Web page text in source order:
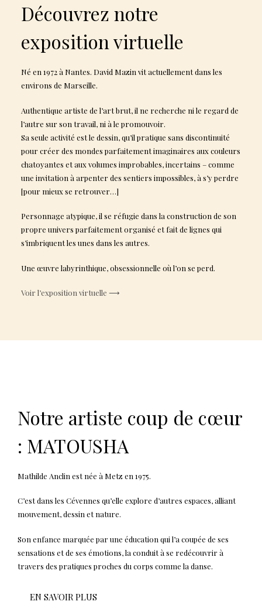
Découvrez notre
exposition virtuelle
Né en 1972 à Nantes. David Mazin vit actuellement dans les
environs de Marseille.
Authentique artiste de l’art brut, il ne recherche ni le regard de
l’autre sur son travail, ni à le promouvoir.
Sa seule activité est le dessin, qu’il pratique sans discontinuité
pour créer des mondes parfaitement imaginaires aux couleurs
chatoyantes et aux volumes improbables, incertains – comme
une invitation à arpenter des sentiers impossibles, à s’y perdre
[pour mieux se retrouver…]
Personnage atypique, il se réfugie dans la construction de son
propre univers parfaitement organisé et fait de lignes qui
s’imbriquent les unes dans les autres.
Une œuvre labyrinthique, obsessionnelle où l’on se perd.
Voir l’exposition virtuelle ⟶
Notre artiste coup de cœur
: MATOUSHA
Mathilde Anclin est née à Metz en 1975.
C’est dans les Cévennes qu’elle explore d’autres espaces, alliant
mouvement, dessin et nature.
Son enfance marquée par une éducation qui l’a coupée de ses
sensations et de ses émotions, la conduit à se redécouvrir à
travers des pratiques proches du corps comme la danse.
EN SAVOIR PLUS